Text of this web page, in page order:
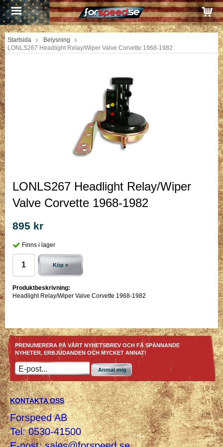
Startsida
Belysning
LONLS267 Headlight Relay/Wiper Valve Corvette 1968-1982
LONLS267 Headlight Relay/Wiper
Valve Corvette 1968-1982
895 kr
Finns i lager
Köp »
Produktbeskrivning:
Headlight Relay/Wiper Valve Corvette 1968-1982
PRENUMERERA PÅ VÅRT NYHETSBREV OCH FÅ SPÄNNANDE
NYHETER, ERBJUDANDEN OCH MYCKET ANNAT!
Anmäl mig
KONTAKTA OSS
Forspeed AB
Tel: 0530-41500